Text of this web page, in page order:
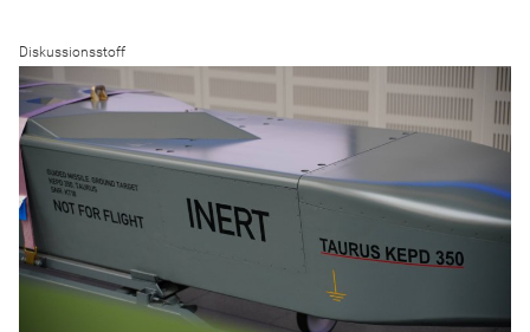
Diskussionsstoff